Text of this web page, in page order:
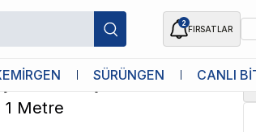
2
FIRSATLAR
SÜRÜNGEN CANLI
Akvaryum Arka Fon
1 Metre